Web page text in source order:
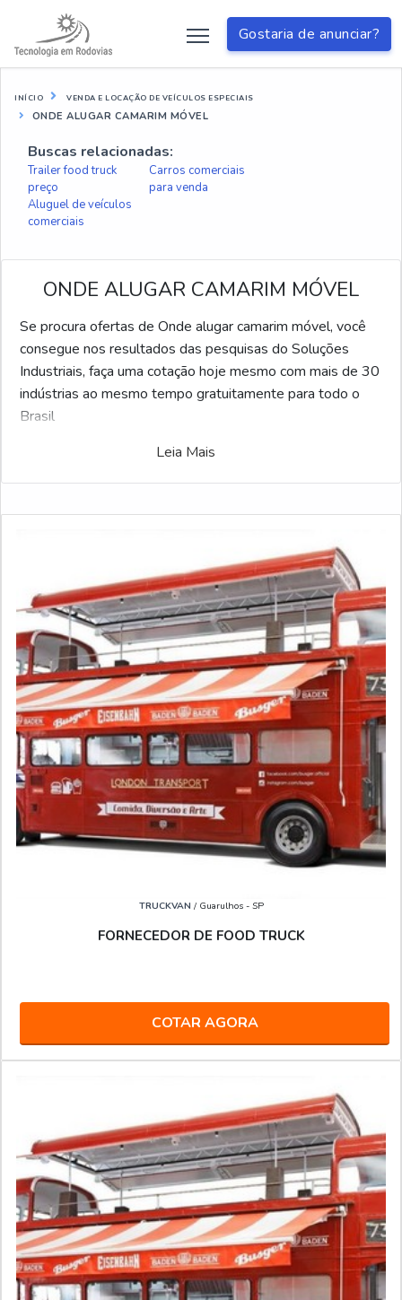
Gostaria de anunciar?
INÍCIO VENDA E LOCAÇÃO DE VEÍCULOS ESPECIAIS
ONDE ALUGAR CAMARIM MÓVEL
Buscas relacionadas:
Trailer food truck
preço
Carros comerciais
para venda
Aluguel de veículos
comerciais
ONDE ALUGAR CAMARIM MÓVEL
Se procura ofertas de Onde alugar camarim móvel, você
consegue nos resultados das pesquisas do Soluções
Industriais, faça uma cotação hoje mesmo com mais de 30
indústrias ao mesmo tempo gratuitamente para todo o
Brasil
Leia Mais
TRUCKVAN / Guarulhos - SP
FORNECEDOR DE FOOD TRUCK
COTAR AGORA